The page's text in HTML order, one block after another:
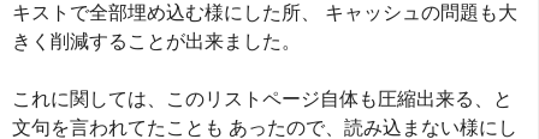
キストで全部埋め込む様にした所、 キャッシュの問題も大
きく削減することが出来ました。
これに関しては、このリストページ自体も圧縮出来る、と
文句を言われてたことも あったので、読み込まない様にし